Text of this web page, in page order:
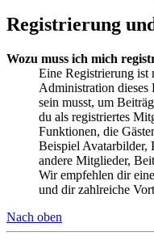
Registrierung
Wozu muss ich mich
Eine Registrierung
Administration dieses
sein musst, um
du als registriertes
Funktionen, die
Beispiel Avatarbilder,
andere Mitglieder,
Wir empfehlen dir
und dir zahlreiche
Nach oben